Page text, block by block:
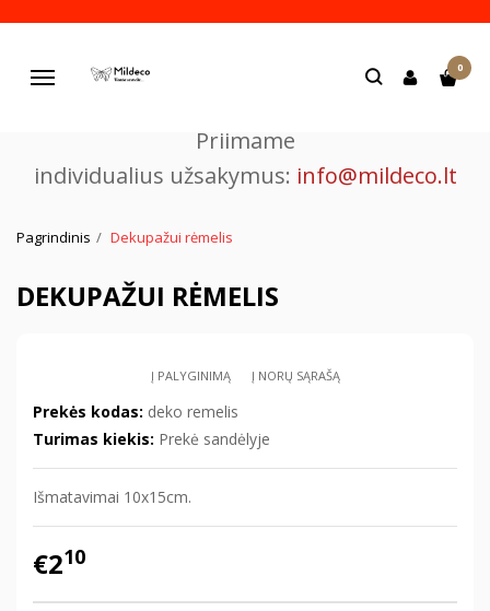
Navigacija
0
Priimame
individualius užsakymus: info@mildeco.lt
Pagrindinis Dekupažui rėmelis
DEKUPAŽUI RĖMELIS
Į PALYGINIMĄ Į NORŲ SĄRAŠĄ
Prekės kodas: deko remelis
Turimas kiekis: Prekė sandėlyje
Išmatavimai 10x15cm.
€210